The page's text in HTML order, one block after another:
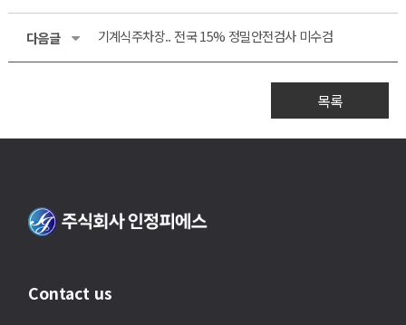
다음글 기계식주차장.. 전국 15% 정밀안전검사 미수검
목록
Contact us